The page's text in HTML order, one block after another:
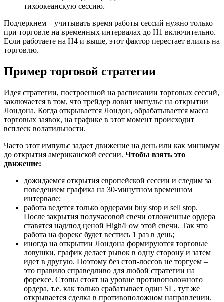
тихоокеанскую сессию.
Подчеркнем – учитывать время работы сессий нужно только
при торговле на временных интервалах до Н1 включительно.
Если работаете на Н4 и выше, этот фактор перестает влиять на
торговлю.
Пример торговой стратегии
Идея стратегии, построенной на расписании торговых сессий,
заключается в том, что трейдер ловит импульс на открытии
Лондона. Когда открывается Лондон, обрабатывается масса
торговых заявок, на графике в этот момент происходит
всплеск волатильности.
Часто этот импульс задает движение на день или как минимум
до открытия американской сессии. Чтобы взять это
движение:
дожидаемся открытия европейской сессии и следим за
поведением графика на 30-минутном временном
интервале;
работа ведется только ордерами buy stop и sell stop.
После закрытия получасовой свечи отложенные ордера
ставятся над/под ценой High/Low этой свечи. Так что
работа на форекс будет вестись 1 раз в день;
иногда на открытии Лондона формируются торговые
ловушки, график делает рывок в одну сторону и затем
идет в другую. Поэтому без стоп-лоссов не торгуем –
это правило справедливо для любой стратегии на
форексе. Стопы стоят на уровне противоположного
ордера, т.е. как только срабатывает один SL, тут же
открывается сделка в противоположном направлении.